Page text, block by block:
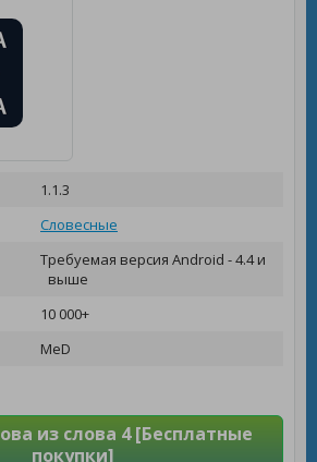
1.1.3
Словесные
Требуемая версия Android - 4.4 и
выше
10 000+
MeD
из слова 4 [Бесплатные
покупки]